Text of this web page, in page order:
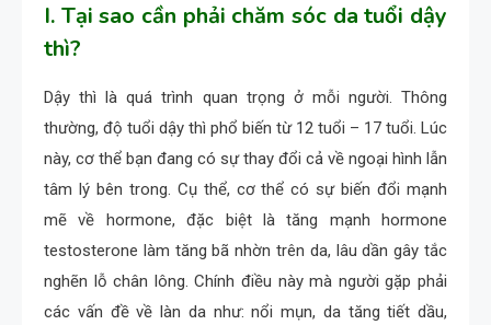
I. Tại sao cần phải chăm sóc da tuổi dậy
thì?
Dậy thì là quá trình quan trọng ở mỗi người. Thông
thường, độ tuổi dậy thì phổ biến từ 12 tuổi – 17 tuổi. Lúc
này, cơ thể bạn đang có sự thay đổi cả về ngoại hình lẫn
tâm lý bên trong. Cụ thể, cơ thể có sự biến đổi mạnh
mẽ về hormone, đặc biệt là tăng mạnh hormone
testosterone làm tăng bã nhờn trên da, lâu dần gây tắc
nghẽn lỗ chân lông. Chính điều này mà người gặp phải
các vấn đề về làn da như: nổi mụn, da tăng tiết dầu,